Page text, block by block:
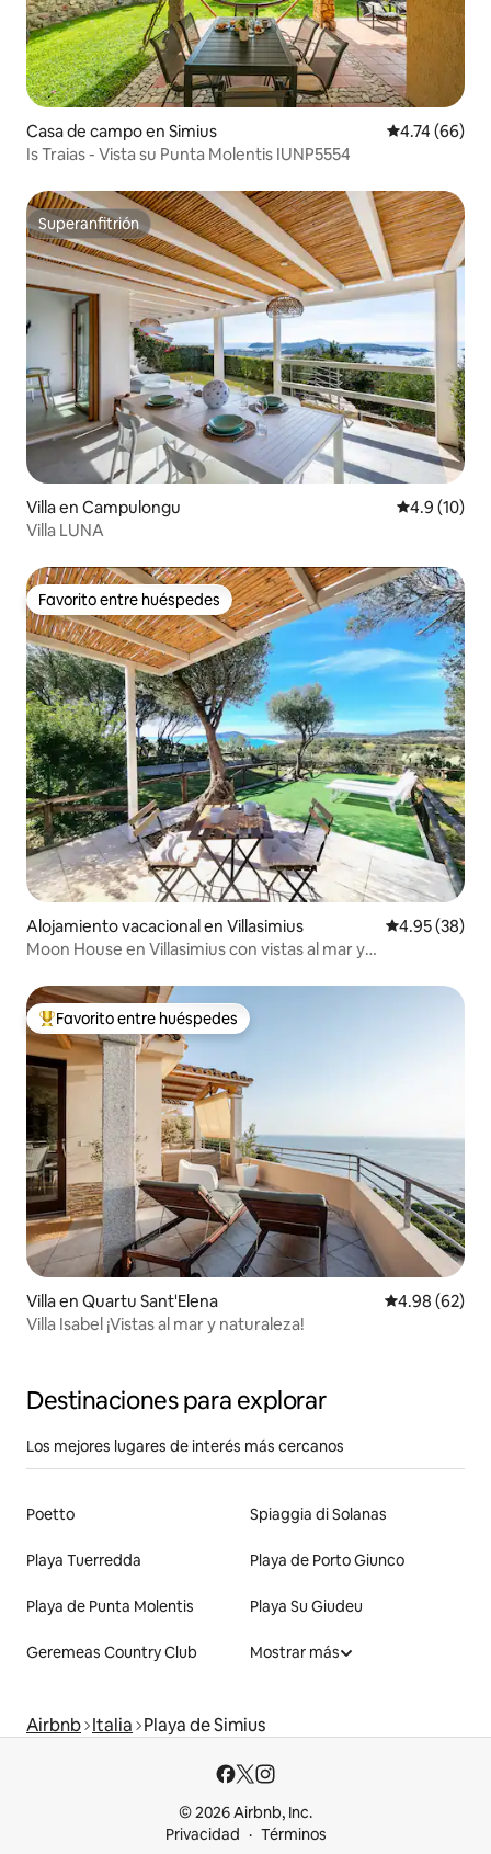
Casa de campo en Simius Calificación
4.74 (66)
Is Traias - Vista su Punta Molentis IUNP5554
Superanfitrión
Superanfitrión
Villa en Campulongu Calificación
4.9 (10)
Villa LUNA
Favorito entre huéspedes
Favorito entre huéspedes
Alojamiento vacacional en Villasimius Calificación
4.95 (38)
Moon House en Villasimius con vistas al mar y
Favorito entre huéspedes preferido
Favorito entre huéspedes
Villa en Quartu Sant'Elena Calificación
4.98 (62)
Villa Isabel ¡Vistas al mar y naturaleza!
Destinaciones para explorar
Los mejores lugares de interés más cercanos
Poetto Spiaggia di Solanas
Playa Tuerredda Playa de Porto Giunco
Playa de Punta Molentis Playa Su Giudeu
Geremeas Country Club Mostrar más
Airbnb Italia Playa de Simius
© 2026 Airbnb, Inc.
Privacidad
Términos